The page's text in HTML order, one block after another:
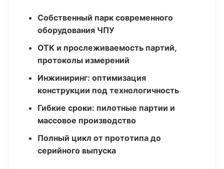
Собственный парк современного
оборудования ЧПУ
ОТК и прослеживаемость партий,
протоколы измерений
Инжиниринг: оптимизация
конструкции под технологичность
Гибкие сроки: пилотные партии и
массовое производство
Полный цикл от прототипа до
серийного выпуска